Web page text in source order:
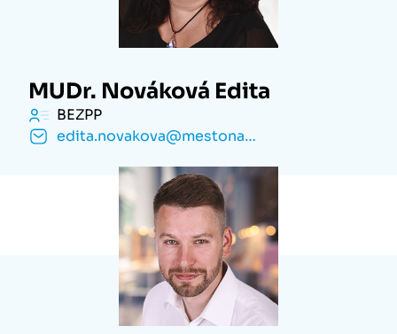
MUDr. Nováková Edita
BEZPP
edita.novakova@mestonachod.cz